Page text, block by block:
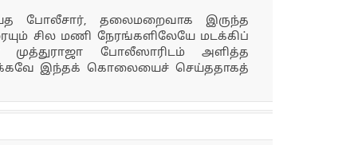
போலீசார், தலைமறைவாக இருந்த
சில மணி நேரங்களிலேயே மடக்கிப்
போலீஸாரிடம் அளித்த
இந்தக் கொலையைச் செய்ததாகத்